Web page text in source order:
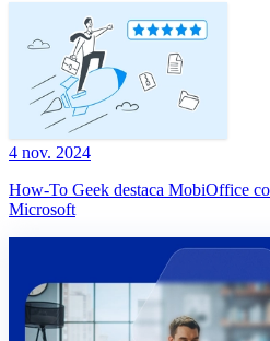
4 nov. 2024
How-To Geek destaca MobiOffice
Microsoft